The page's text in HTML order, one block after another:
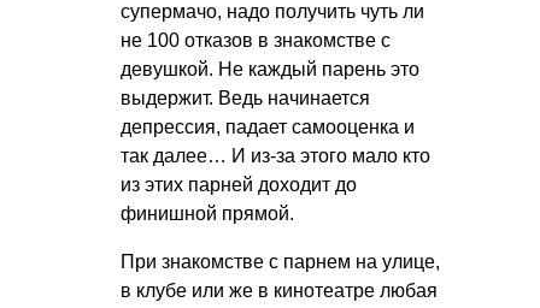
супермачо, надо получить чуть ли
не 100 отказов в знакомстве с
девушкой. Не каждый парень это
выдержит. Ведь начинается
депрессия, падает самооценка и
так далее… И из-за этого мало кто
из этих парней доходит до
финишной прямой.
При знакомстве с парнем на улице,
в клубе или же в кинотеатре любая